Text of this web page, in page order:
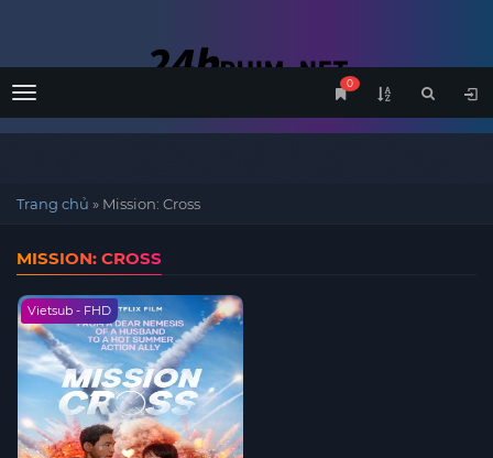
Menu
0
Trang chủ » Mission: Cross
MISSION: CROSS
Vietsub - FHD